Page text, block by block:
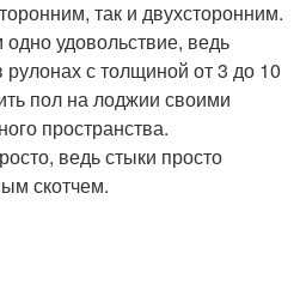
так и двухсторонним.
удовольствие, ведь
рулонах с толщиной от 3 до 10
пол на лоджии своими
пространства.
ведь стыки просто
скотчем.